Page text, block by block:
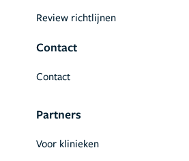
Review richtlijnen
Contact
Contact
Partners
Voor klinieken